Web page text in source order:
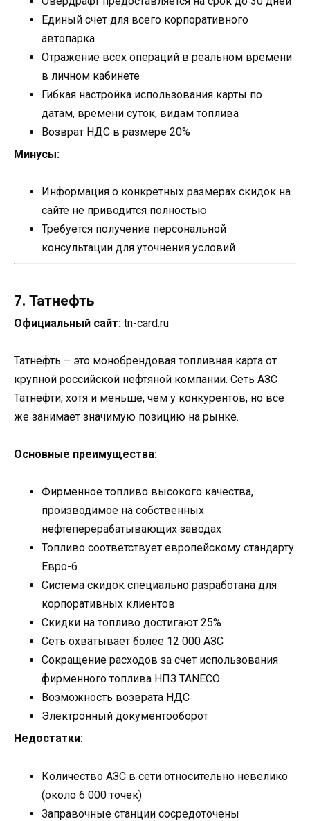
Единый счет для всего корпоративного
автопарка
Отражение всех операций в реальном времени
в личном кабинете
Гибкая настройка использования карты по
датам, времени суток, видам топлива
Возврат НДС в размере 20%
Минусы:
Информация о конкретных размерах скидок на
сайте не приводится полностью
Требуется получение персональной
консультации для уточнения условий
7. Татнефть
Официальный сайт: tn-card.ru
Татнефть – это монобрендовая топливная карта от
крупной российской нефтяной компании. Сеть АЗС
Татнефти, хотя и меньше, чем у конкурентов, но все
же занимает значимую позицию на рынке.
Основные преимущества:
Фирменное топливо высокого качества,
производимое на собственных
нефтеперерабатывающих заводах
Топливо соответствует европейскому стандарту
Евро-6
Система скидок специально разработана для
корпоративных клиентов
Скидки на топливо достигают 25%
Сеть охватывает более 12 000 АЗС
Сокращение расходов за счет использования
фирменного топлива НПЗ TANECO
Возможность возврата НДС
Электронный документооборот
Недостатки:
Количество АЗС в сети относительно невелико
(около 6 000 точек)
Заправочные станции сосредоточены